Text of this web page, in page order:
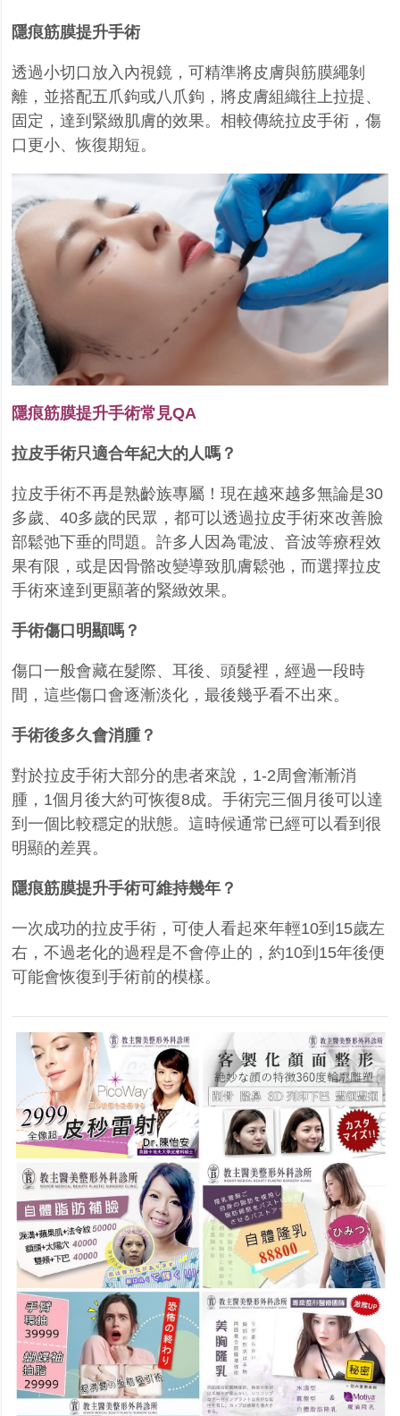
隱痕筋膜提升手術
透過小切口放入內視鏡，可精準將皮膚與筋膜繩剝
離，並搭配五爪鉤或八爪鉤，將皮膚組織往上拉提、
固定，達到緊緻肌膚的效果。相較傳統拉皮手術，傷
口更小、恢復期短。
隱痕筋膜提升手術常見QA
拉皮手術只適合年紀大的人嗎？
拉皮手術不再是熟齡族專屬！現在越來越多無論是30
多歲、40多歲的民眾，都可以透過拉皮手術來改善臉
部鬆弛下垂的問題。許多人因為電波、音波等療程效
果有限，或是因骨骼改變導致肌膚鬆弛，而選擇拉皮
手術來達到更顯著的緊緻效果。
手術傷口明顯嗎？
傷口一般會藏在髮際、耳後、頭髮裡，經過一段時
間，這些傷口會逐漸淡化，最後幾乎看不出來。
手術後多久會消腫？
對於拉皮手術大部分的患者來說，1-2周會漸漸消
腫，1個月後大約可恢復8成。手術完三個月後可以達
到一個比較穩定的狀態。這時候通常已經可以看到很
明顯的差異。
隱痕筋膜提升手術可維持幾年？
一次成功的拉皮手術，可使人看起來年輕10到15歲左
右，不過老化的過程是不會停止的，約10到15年後便
可能會恢復到手術前的模樣。